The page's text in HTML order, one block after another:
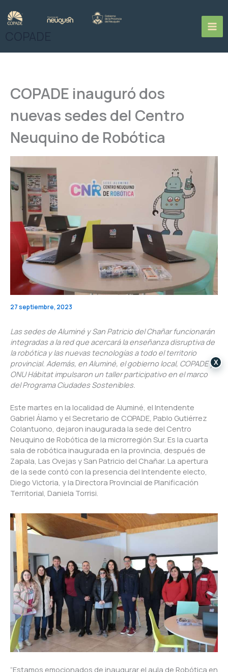
contenido
COPADE inauguró dos
nuevas sedes del Centro
Neuquino de Robótica
27 septiembre, 2023
Las sedes de Aluminé y San Patricio del Chañar funcionarán
integradas a la red que acercará la enseñanza disruptiva de
la robótica y las nuevas tecnologías a todo el territorio
provincial. Además, en Aluminé, el gobierno local, COPADE y
ONU Hábitat impulsaron un taller participativo en el marco
del Programa Ciudades Sostenibles.
Este martes en la localidad de Aluminé, el Intendente
Gabriel Álamo y el Secretario de COPADE, Pablo Gutiérrez
Colantuono, dejaron inaugurada la sede del Centro
Neuquino de Robótica de la microrregión Sur. Es la cuarta
sala de robótica inaugurada en la provincia, después de
Zapala, Las Ovejas y San Patricio del Chañar. La apertura
de la sede contó con la presencia del Intendente electo,
Diego Victoria, y la Directora Provincial de Planificación
Territorial, Daniela Torrisi.
“Estamos emocionados de inaugurar el aula de Robótica en
X